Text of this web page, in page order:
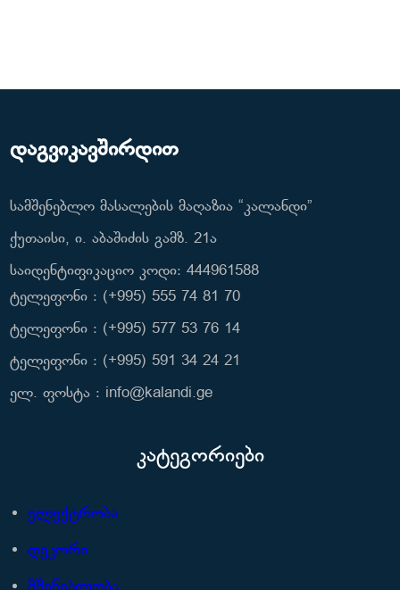
დაგვიკავშირდით
სამშენებლო მასალების მაღაზია “კალანდი”
ქუთაისი, ი. აბაშიძის გამზ. 21ა
საიდენტიფიკაციო კოდი: 444961588
ტელეფონი : (+995) 555 74 81 70
ტელეფონი : (+995) 577 53 76 14
ტელეფონი : (+995) 591 34 24 21
ელ. ფოსტა : info@kalandi.ge
კატეგორიები
ელექტრობა
დეკორი